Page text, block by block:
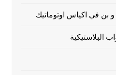
و بن في اكياس اوتوماتيك
البلاستيكية